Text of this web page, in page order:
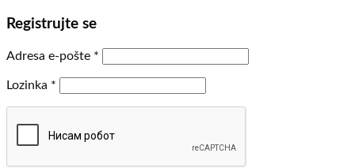
Registrujte se
Adresa e-pošte *
Lozinka *